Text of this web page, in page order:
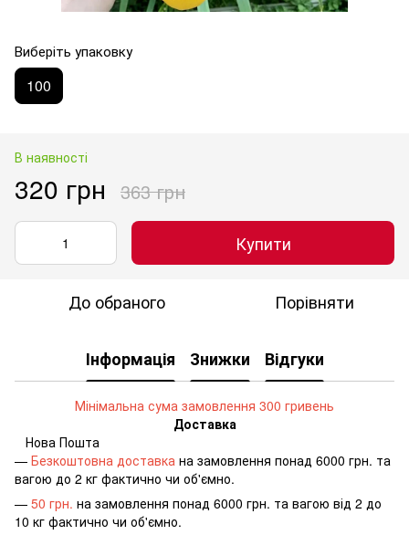
Виберіть упаковку
100
В наявності
320 грн 363 грн
Купити
До обраного Порівняти
Інформація Знижки Відгуки
Мінімальна сума замовлення 300 гривень
Доставка
Нова Пошта
— Безкоштовна доставка на замовлення понад 6000 грн. та
вагою до 2 кг фактично чи об'ємно.
— 50 грн. на замовлення понад 6000 грн. та вагою від 2 до
10 кг фактично чи об'ємно.